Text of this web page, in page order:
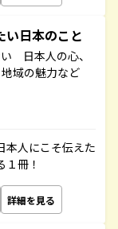
日本のこと
日本人の心、
域の魅力など
本人にこそ伝えた
冊！
詳細を見る